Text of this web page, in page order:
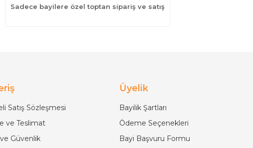
Sadece bayilere özel toptan sipariş ve satış
Satış Sözleşmesi
ve Teslimat
Güvenlik
Üyelik
Bayilik Şartları
Ödeme Seçenekleri
Bayi Başvuru Formu